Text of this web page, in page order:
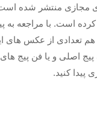
مجازی منتشر شده
است. با مراجعه به
هم تعدادی از عکس
اصلی و یا فن پیج
کنید.